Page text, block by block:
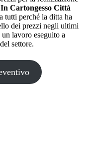
Cartongesso Città
tutti perché la ditta ha
dei prezzi negli ultimi
lavoro eseguito a
settore.